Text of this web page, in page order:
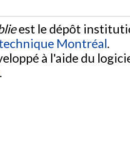
est le dépôt
Montréal.
à l'aide du
.